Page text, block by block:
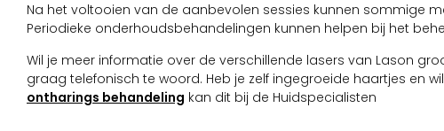
Na het voltooien van de aanbevolen sessies kunnen sommige
Periodieke onderhoudsbehandelingen kunnen helpen bij het
Wil je meer informatie over de verschillende lasers van Lason
graag telefonisch te woord. Heb je zelf ingegroeide haartjes en
ontharings behandeling kan dit bij de Huidspecialisten